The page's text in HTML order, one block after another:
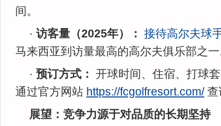
间。
· 访客量（2025年）： 接待高尔夫球
马来西亚到访量最高的高尔夫俱乐部之
· 预订方式： 开球时间、住宿、打球
通过官方网站 https://fcgolfresort.com/查
展望：竞争力源于对品质的长期坚持